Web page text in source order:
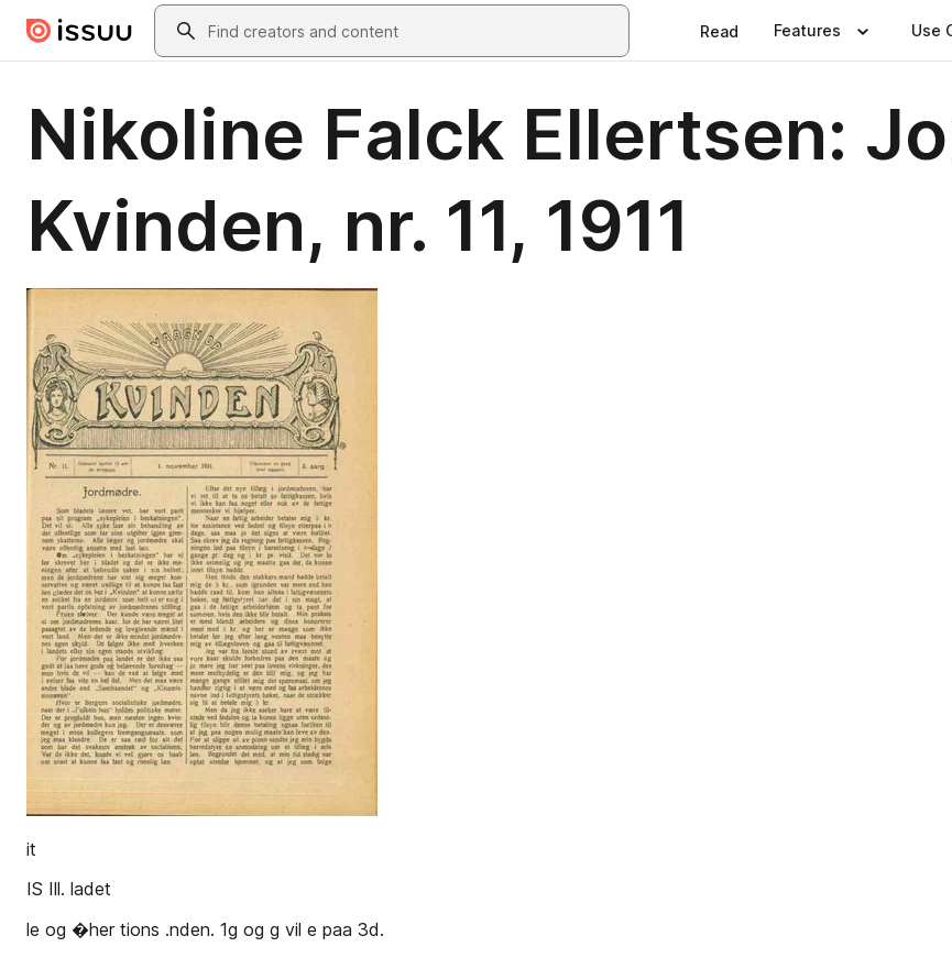
Skip to main contentSearch
Read Features Use
Nikoline Falck Ellertsen:
Kvinden, nr. 11, 1911
it
IS Ill. ladet
le og �her­ tions­ .nden. 1g og g vil e paa 3d.